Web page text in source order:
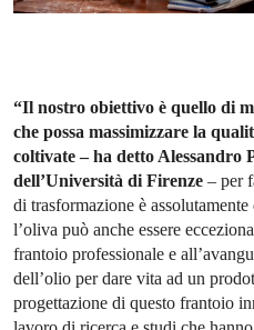
“Il nostro obiettivo è quello di
che possa massimizzare la
coltivate – ha detto
dell’Università di Firenze – per
di trasformazione è
l’oliva può anche essere
frantoio professionale e
dell’olio per dare vita ad un
progettazione di questo frantoio